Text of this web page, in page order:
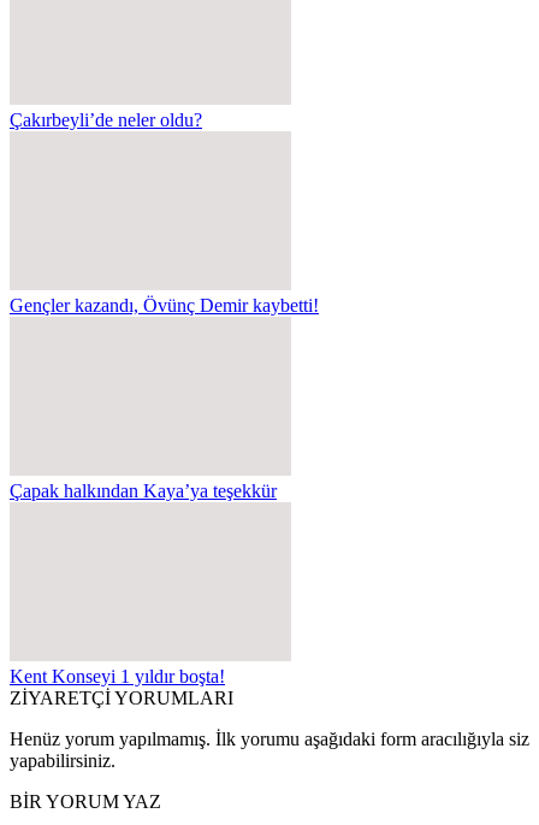
Çakırbeyli’de neler oldu?
Gençler kazandı, Övünç Demir kaybetti!
Çapak halkından Kaya’ya teşekkür
Kent Konseyi 1 yıldır boşta!
ZİYARETÇİ YORUMLARI
Henüz yorum yapılmamış. İlk yorumu aşağıdaki form aracılığıyla siz
yapabilirsiniz.
BİR YORUM YAZ